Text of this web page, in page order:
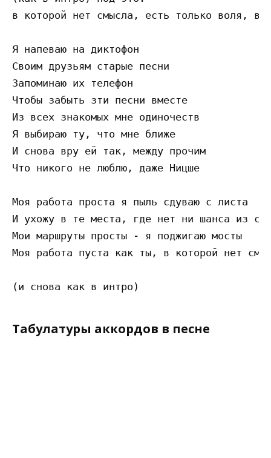
в которой нет смысла, есть только воля,
Я напеваю на диктофон
Своим друзьям старые песни
Запоминаю их телефон
Чтобы забыть зти песни вместе
Из всех знакомых мне одиночеств
Я выбираю ту, что мне ближе
И снова вру ей так, между прочим
Что никого не люблю, даже Ницше
Моя работа проста я пыль сдуваю c листа
И ухожу в те места, где нет ни шанса из
Мои маршруты просты - я поджигаю мосты
Моя работа пуста как ты, в которой нет
Табулатуры аккордов в песне